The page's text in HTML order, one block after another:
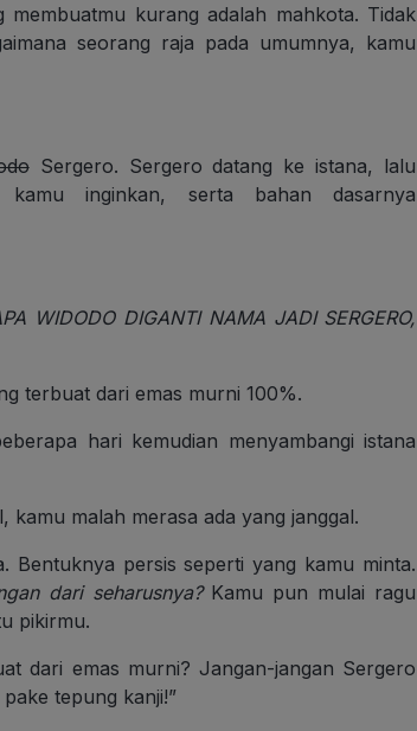
kurang adalah mahkota. Tidak
seorang raja pada umumnya, kamu
Sergero. Sergero datang ke istana, lalu
inginkan, serta bahan dasarnya
WIDODO DIGANTI NAMA JADI SERGERO,
terbuat dari emas murni 100%.
hari kemudian menyambangi istana
malah merasa ada yang janggal.
Bentuknya persis seperti yang kamu minta.
dari seharusnya?Kamu pun mulai ragu
pikirmu.
dari emas murni? Jangan-jangan Sergero
tepung kanji!”